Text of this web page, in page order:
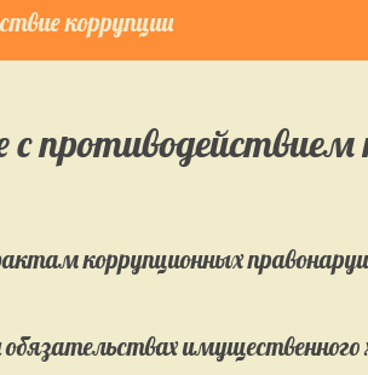
коррупции
противодействием
коррупционных